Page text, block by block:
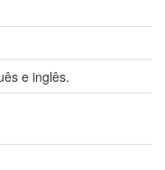
e inglês.